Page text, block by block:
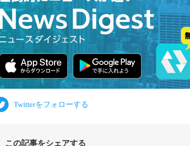
この記事をシェアする